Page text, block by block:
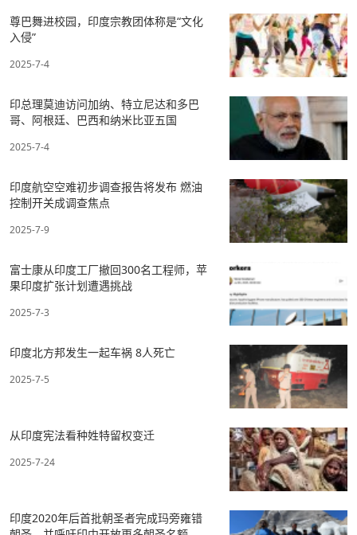
尊巴舞进校园，印度宗教团体称是“文化
入侵”
2025-7-4
印总理莫迪访问加纳、特立尼达和多巴
哥、阿根廷、巴西和纳米比亚五国
2025-7-4
印度航空空难初步调查报告将发布 燃油
控制开关成调查焦点
2025-7-9
富士康从印度工厂撤回300名工程师，苹
果印度扩张计划遭遇挑战
2025-7-3
印度北方邦发生一起车祸 8人死亡
2025-7-5
从印度宪法看种姓特留权变迁
2025-7-24
印度2020年后首批朝圣者完成玛旁雍错